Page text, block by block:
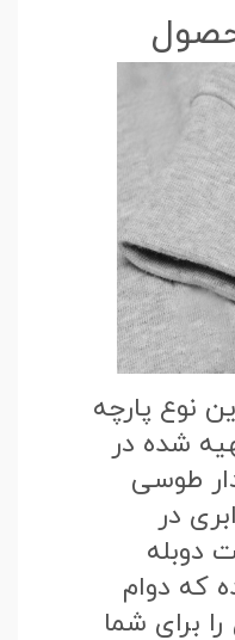
نوع پارچه
شده در
طوسی
در
دوبله
که دوام
برای شما